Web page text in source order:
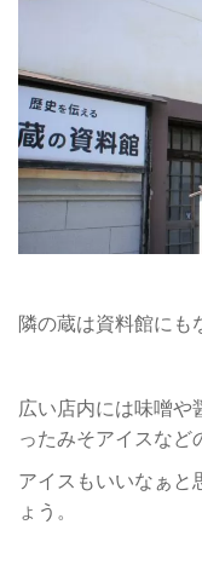
隣の蔵は資料館にも
広い店内には味噌や
ったみそアイスなど
アイスもいいなぁと
ょう。